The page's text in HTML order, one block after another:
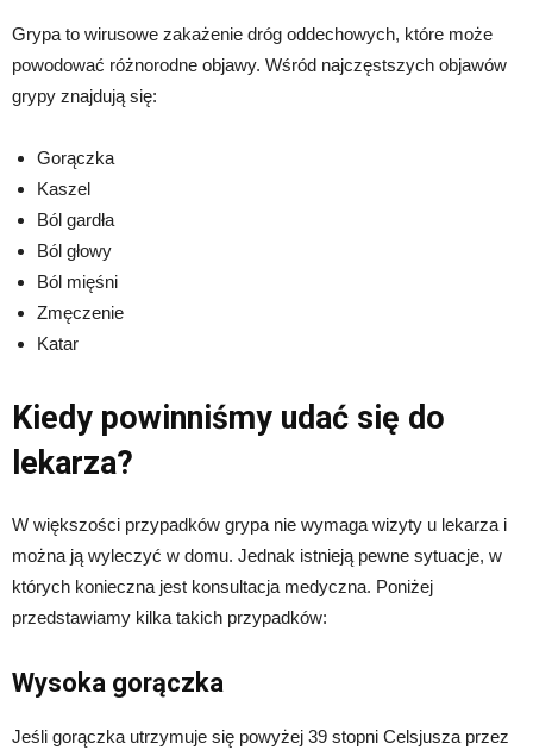
Grypa to wirusowe zakażenie dróg oddechowych, które może
powodować różnorodne objawy. Wśród najczęstszych objawów
grypy znajdują się:
Gorączka
Kaszel
Ból gardła
Ból głowy
Ból mięśni
Zmęczenie
Katar
Kiedy powinniśmy udać się do
lekarza?
W większości przypadków grypa nie wymaga wizyty u lekarza i
można ją wyleczyć w domu. Jednak istnieją pewne sytuacje, w
których konieczna jest konsultacja medyczna. Poniżej
przedstawiamy kilka takich przypadków:
Wysoka gorączka
Jeśli gorączka utrzymuje się powyżej 39 stopni Celsjusza przez